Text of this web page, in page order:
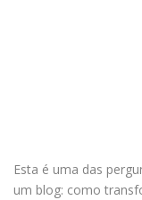
Esta é uma das
um blog: como